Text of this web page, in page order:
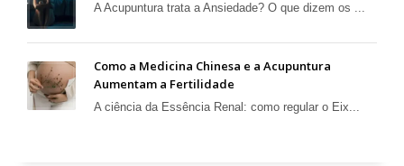
A Acupuntura trata a Ansiedade? O que dizem os ...
Como a Medicina Chinesa e a Acupuntura
Aumentam a Fertilidade
A ciência da Essência Renal: como regular o Eix...